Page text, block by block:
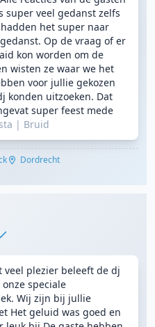
super veel gedanst zelfs
het super naar
Op de vraag of er
kon worden om de
wisten ze waar we het
voor jullie gekozen
konden uitzoeken. Dat
super feest mede
| Bruid
Dordrecht
veel plezier beleeft de dj
speciale
Wij zijn bij jullie
Het geluid was goed en